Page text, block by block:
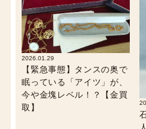
2026.01.29
【緊急事態】タンスの奥で
眠っている「アイツ」が、
今や金塊レベル！？【金買
取】